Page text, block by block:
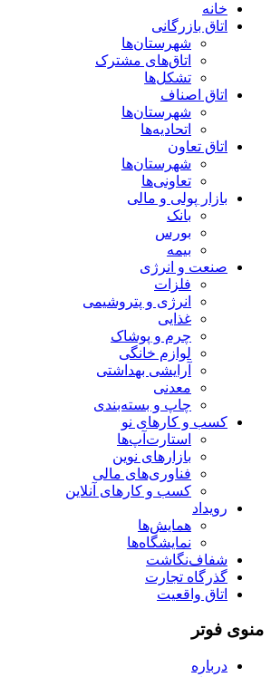
خانه
اتاق بازرگانی
شهرستان‌ها
اتاق‌های مشترک
تشکل‌ها
اتاق اصناف
شهرستان‌ها
اتحادیه‌ها
اتاق تعاون
شهرستان‌ها
تعاونی‌ها
بازار پولی و مالی
بانک
بورس
بیمه
صنعت و انرژی
فلزات
انرژی و پتروشیمی
غذایی
چرم و پوشاک
لوازم خانگی
آرایشی بهداشتی
معدنی
چاپ و بسته‌بندی
کسب و کارهای نو
استارت‌آپ‌ها
بازارهای نوین
فناوری‌های مالی
کسب و کارهای آنلاین
رویداد
همایش‌ها
نمایشگاه‌ها
شفاف‌نگاشت
گذرگاه تجارت
اتاق واقعیت
منوی فوتر
درباره